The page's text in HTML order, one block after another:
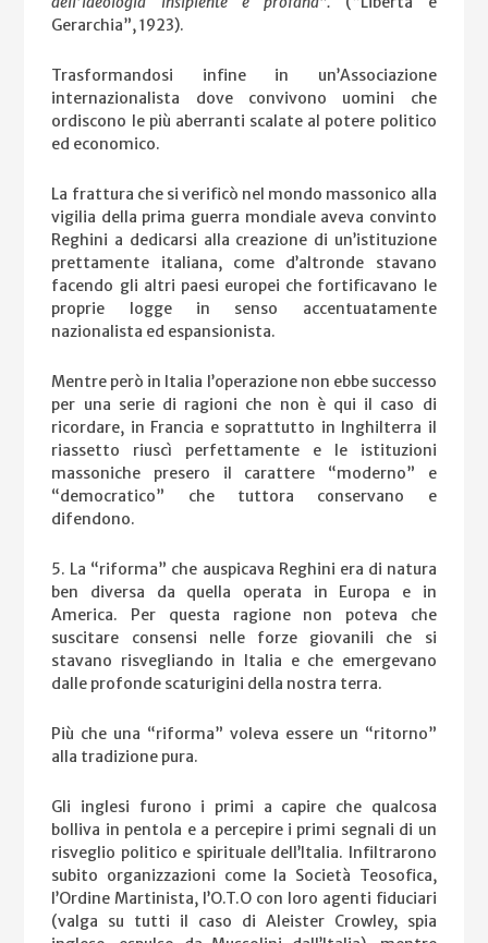
Gerarchia”, 1923).
Trasformandosi infine in un’Associazione
internazionalista dove convivono uomini che
ordiscono le più aberranti scalate al potere politico
ed economico.
La frattura che si verificò nel mondo massonico alla
vigilia della prima guerra mondiale aveva convinto
Reghini a dedicarsi alla creazione di un’istituzione
prettamente italiana, come d’altronde stavano
facendo gli altri paesi europei che fortificavano le
proprie logge in senso accentuatamente
nazionalista ed espansionista.
Mentre però in Italia l’operazione non ebbe successo
per una serie di ragioni che non è qui il caso di
ricordare, in Francia e soprattutto in Inghilterra il
riassetto riuscì perfettamente e le istituzioni
massoniche presero il carattere “moderno” e
“democratico” che tuttora conservano e
difendono.
5. La “riforma” che auspicava Reghini era di natura
ben diversa da quella operata in Europa e in
America. Per questa ragione non poteva che
suscitare consensi nelle forze giovanili che si
stavano risvegliando in Italia e che emergevano
dalle profonde scaturigini della nostra terra.
Più che una “riforma” voleva essere un “ritorno”
alla tradizione pura.
Gli inglesi furono i primi a capire che qualcosa
bolliva in pentola e a percepire i primi segnali di un
risveglio politico e spirituale dell’Italia. Infiltrarono
subito organizzazioni come la Società Teosofica,
l’Ordine Martinista, l’O.T.O con loro agenti fiduciari
(valga su tutti il caso di Aleister Crowley, spia